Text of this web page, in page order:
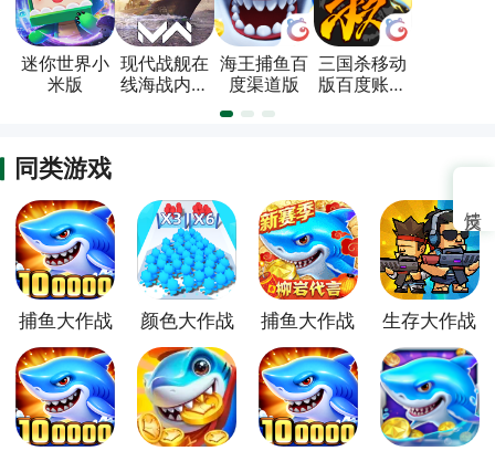
迷你世界小
米版
现代战舰在
线海战内置
海王捕鱼百
度渠道版
三国杀移动
版百度账号
同类游戏
捕鱼大作战
颜色大作战
捕鱼大作战
生存大作战